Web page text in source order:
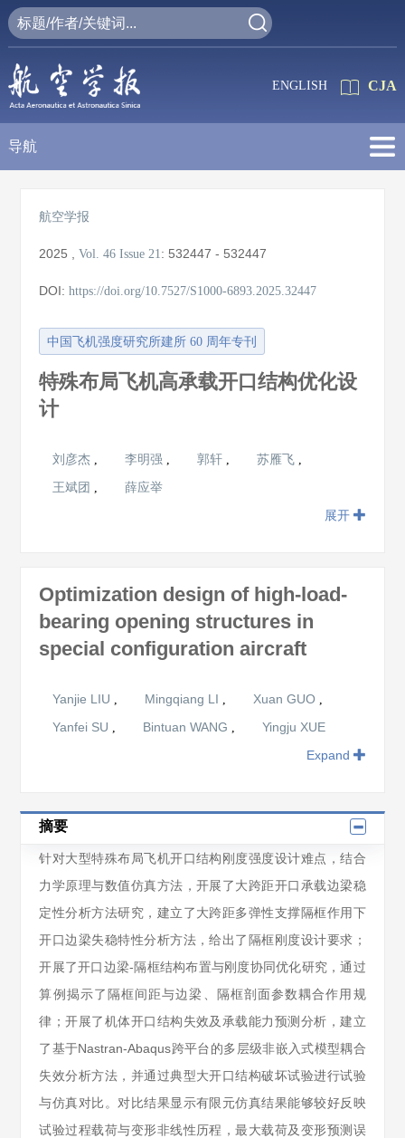
CJA
ENGLISH
导航
航空学报
2025 ,Vol. 46 Issue 21: 532447 - 532447
DOI:https://doi.org/10.7527/S1000-6893.2025.32447
中国飞机强度研究所建所 60 周年专刊
特殊布局飞机高承载开口结构优化设
计
刘彦杰 , 李明强 , 郭轩 , 苏雁飞 ,
王斌团 ,
薛应举
展开
Optimization design of high-load-
bearing opening structures in
special configuration aircraft
Yanjie LIU , Mingqiang LI , Xuan GUO ,
Yanfei SU , Bintuan WANG ,
Yingju XUE
Expand
摘要
针对大型特殊布局飞机开口结构刚度强度设计难点，结合
力学原理与数值仿真方法，开展了大跨距开口承载边梁稳
定性分析方法研究，建立了大跨距多弹性支撑隔框作用下
开口边梁失稳特性分析方法，给出了隔框刚度设计要求；
开展了开口边梁-隔框结构布置与刚度协同优化研究，通过
算例揭示了隔框间距与边梁、隔框剖面参数耦合作用规
律；开展了机体开口结构失效及承载能力预测分析，建立
了基于Nastran-Abaqus跨平台的多层级非嵌入式模型耦合
失效分析方法，并通过典型大开口结构破坏试验进行试验
与仿真对比。对比结果显示有限元仿真结果能够较好反映
试验过程载荷与变形非线性历程，最大载荷及变形预测误